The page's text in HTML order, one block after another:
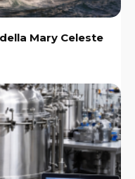
Mary Celeste